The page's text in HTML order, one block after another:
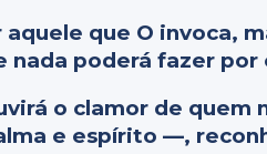
que O invoca,
nada poderá fazer por
o clamor de quem
e espírito —,